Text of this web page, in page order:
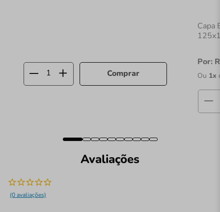
Comprar
Capa
Por:
Ou 1x
Avaliações
(0 avaliações)